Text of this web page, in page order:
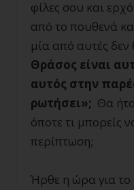
φίλες σου και
από το πουθενά
μία από αυτές
Θράσος είναι
αυτός στην
ρωτήσει»; Θα
όποτε τι μπορείς
περίπτωση;
Ήρθε η ώρα για το